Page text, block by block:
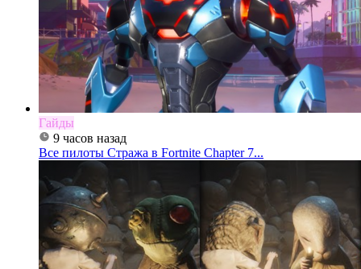
Гайды
9 часов назад
Все пилоты Стража в Fortnite Chapter 7...